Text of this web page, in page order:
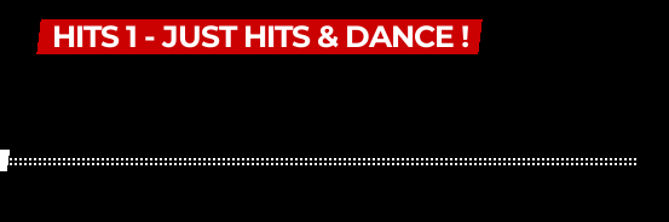
HITS 1 - JUST HITS & DANCE !